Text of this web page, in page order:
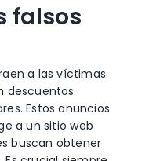
falsos
a las víctimas
descuentos
Estos anuncios
a un sitio web
buscan obtener